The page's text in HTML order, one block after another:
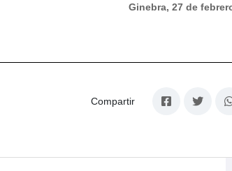
Ginebra, 27 de
Compartir